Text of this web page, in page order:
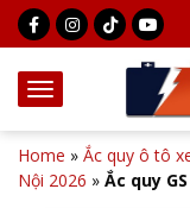
Home » Ắc quy ô tô
Nội 2026 » Ắc quy